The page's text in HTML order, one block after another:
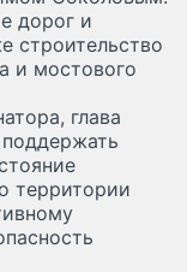
дорог и
строительство
и мостового
глава
территории